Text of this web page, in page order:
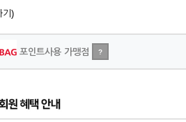
기)
포인트사용 가맹점 ?